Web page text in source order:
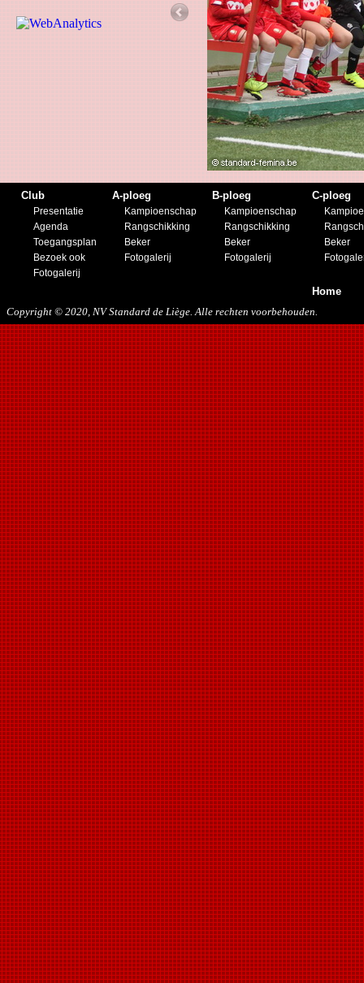
Club
Presentatie
Agenda
Toegangsplan
Bezoek ook
Fotogalerij
A-ploeg
Kampioenschap
Rangschikking
Beker
Fotogalerij
B-ploeg
Kampioenschap
Rangschikking
Beker
Fotogalerij
C-ploeg
Beker
Home
Copyright © 2020, NV Standard de Liège. Alle rechten voorbehouden.